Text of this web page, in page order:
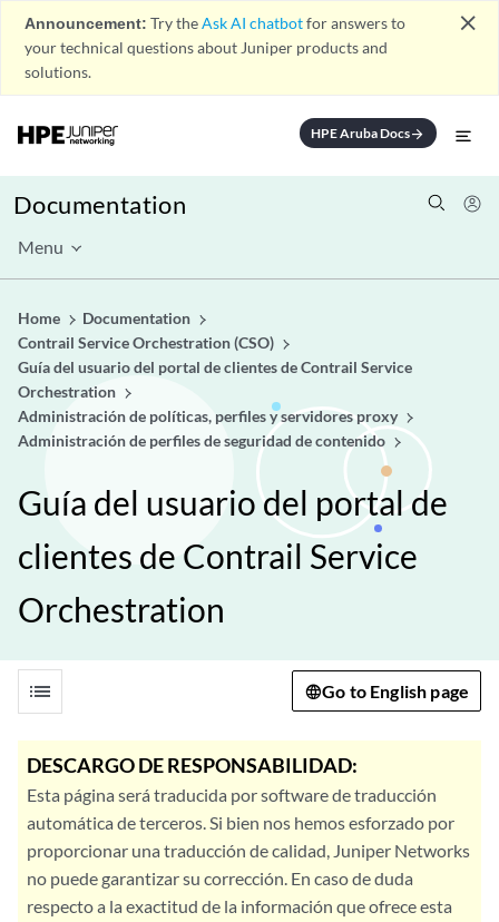
Announcement: Try theAsk AI chatbotfor answers to
your technical questions about Juniper products and
solutions.
close
HPE Aruba Docsarrow_forward
Documentation
Menu
Home
Documentation
Contrail Service Orchestration (CSO)
Guía del usuario del portal de clientes de Contrail Service
Orchestration
Administración de políticas, perfiles y servidores proxy
Administración de perfiles de seguridad de contenido
Guía del usuario del portal de
clientes de Contrail Service
Orchestration
list Go to English page
DESCARGO DE RESPONSABILIDAD:
Esta página será traducida por software de traducción
automática de terceros. Si bien nos hemos esforzado por
proporcionar una traducción de calidad, Juniper Networks
no puede garantizar su corrección. En caso de duda
respecto a la exactitud de la información que ofrece esta